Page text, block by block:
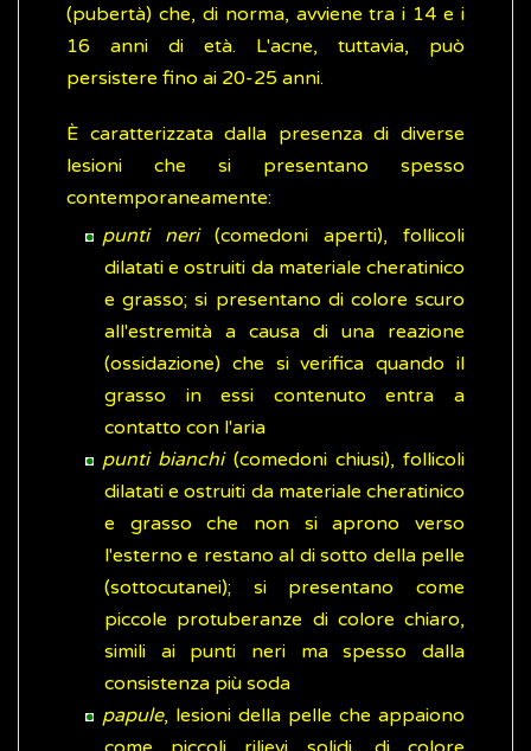
(pubertà) che, di norma, avviene tra i 14 e i
16 anni di età. L'acne, tuttavia, può
persistere fino ai 20-25 anni.
È caratterizzata dalla presenza di diverse
lesioni che si presentano spesso
contemporaneamente:
punti neri(comedoni aperti), follicoli
dilatati e ostruiti da materiale cheratinico
e grasso; si presentano di colore scuro
all'estremità a causa di una reazione
(ossidazione) che si verifica quando il
grasso in essi contenuto entra a
contatto con l'aria
punti bianchi(comedoni chiusi), follicoli
dilatati e ostruiti da materiale cheratinico
e grasso che non si aprono verso
l'esterno e restano al di sotto della pelle
(sottocutanei); si presentano come
piccole protuberanze di colore chiaro,
simili ai punti neri ma spesso dalla
consistenza più soda
papule, lesioni della pelle che appaiono